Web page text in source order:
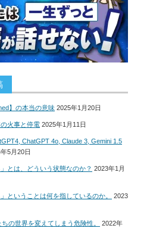
】の本当の意味 2025年1月20日
火事と停電 2025年1月11日
ChatGPT 4o, Claude 3, Gemini 1.5
5月20日
」とは、どういう状態なのか？ 2023年1月
」ということは何を指しているのか。
2023
の世界を変えてしまう危険性。
2022年